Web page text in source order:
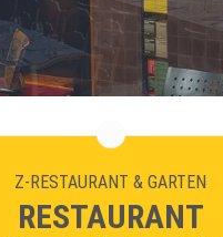
Z-RESTAURANT & GARTEN
RESTAURANT